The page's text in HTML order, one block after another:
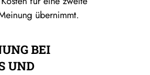
übernimmt.
BEI
UND